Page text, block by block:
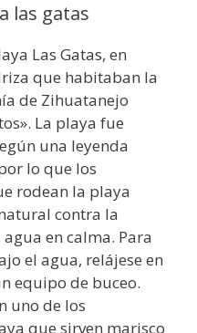
las gatas
Las Gatas, en
que habitaban la
de Zihuatanejo
La playa fue
una leyenda
lo que los
rodean la playa
contra la
en calma. Para
el agua, relájese en
equipo de buceo.
uno de los
que sirven marisco